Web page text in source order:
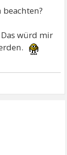
beachten?
würd mir